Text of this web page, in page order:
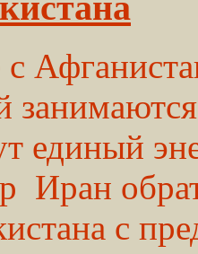
единый
Иран
с